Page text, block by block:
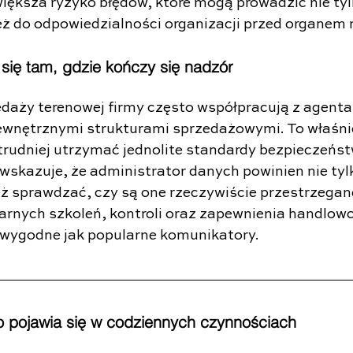
ryzyko błędów, które mogą prowadzić nie
do odpowiedzialności organizacji przed organem
tam, gdzie kończy się nadzór
terenowej firmy często współpracują z
strukturami sprzedażowymi. To
utrzymać jednolite standardy
że administrator danych powinien nie
sprawdzać, czy są one rzeczywiście
szkoleń, kontroli oraz zapewnienia
jak popularne komunikatory.
pojawia się w codziennych czynnościach